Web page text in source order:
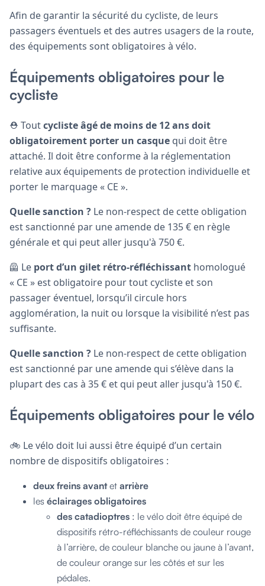
Afin de garantir la sécurité du cycliste, de leurs
passagers éventuels et des autres usagers de la route,
des équipements sont obligatoires à vélo.
Équipements obligatoires pour le
cycliste
⛑️ Toutcycliste âgé de moins de 12 ans doit
obligatoirement porter un casque qui doit être
attaché. Il doit être conforme à la réglementation
relative aux équipements de protection individuelle et
porter le marquage « CE ».
Quelle sanction ? Le non-respect de cette obligation
est sanctionné par une amende de 135 € en règle
générale et qui peut aller jusqu'à 750 €.
🦺 Le port d’un gilet rétro-réfléchissant homologué
« CE » est obligatoire pour tout cycliste et son
passager éventuel, lorsqu’il circule hors
agglomération, la nuit ou lorsque la visibilité n’est pas
suffisante.
Quelle sanction ? Le non-respect de cette obligation
est sanctionné par une amende qui s’élève dans la
plupart des cas à 35 € et qui peut aller jusqu'à 150 €.
Équipements obligatoires pour le vélo
🚲 Le vélo doit lui aussi être équipé d’un certain
nombre de dispositifs obligatoires :
deux freins avantet arrière
les éclairages obligatoires
des catadioptres : le vélo doit être équipé de
dispositifs rétro-réfléchissants de couleur rouge
à l’arrière, de couleur blanche ou jaune à l’avant,
de couleur orange sur les côtés et sur les
pédales.